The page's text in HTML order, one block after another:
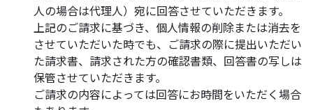
人の場合は代理人）宛に回答させていただきます。
上記のご請求に基づき、個人情報の削除または消去を
させていただいた時でも、ご請求の際に提出いただい
た請求書、請求された方の確認書類、回答書の写しは
保管させていただきます。
ご請求の内容によっては回答にお時間をいただく場合